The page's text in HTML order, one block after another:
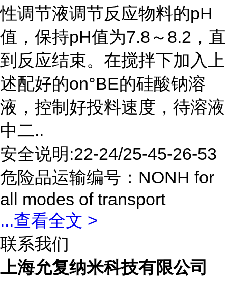
性调节液调节反应物料的pH
值，保持pH值为7.8～8.2，直
到反应结束。在搅拌下加入上
述配好的on°BE的硅酸钠溶
液，控制好投料速度，待溶液
中二..
安全说明:22-24/25-45-26-53
危险品运输编号：NONH for
all modes of transport
...查看全文 >
联系我们
上海允复纳米科技有限公司